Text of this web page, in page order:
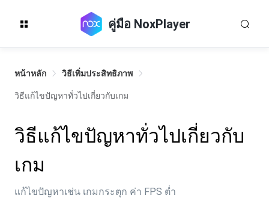
คู่มือ NoxPlayer
หน้าหลัก วิธีเพิ่มประสิทธิภาพ
วิธีแก้ไขปัญหาทั่วไปเกี่ยวกับเกม
วิธีแก้ไขปัญหาทั่วไปเกี่ยวกับ
เกม
แก้ไขปัญหาเช่น เกมกระตุก ค่า FPS ต่ำ